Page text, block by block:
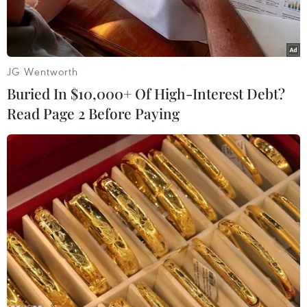
đồng.
Cơ quan Cảnh sát Điều tra, Công an tỉnh thi hành lệnh bắt tạm
giam bị can Trần Trung Hiếu. (Ảnh: Hà Toản/TTXVN phát)
Ngày 21/5, Phòng Cảnh sát Hình sự, Công an
tỉnh Hà Giang, cho biết vừa ra quyết định khởi
JG Wentworth
Buried In $10,000+ Of High-Interest Debt?
Read Page 2 Before Paying